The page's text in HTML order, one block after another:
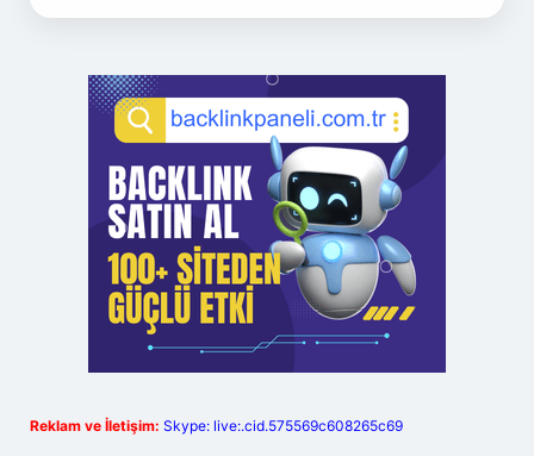
Reklam ve İletişim: Skype: live:.cid.575569c608265c69